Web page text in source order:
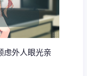
虑外人眼光亲